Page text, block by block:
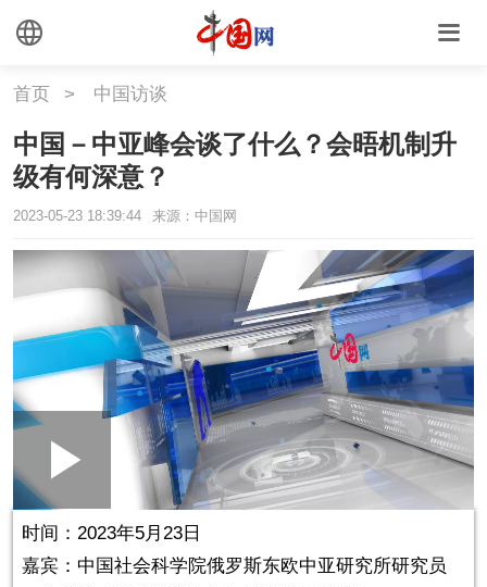
首页 > 中国访谈
中国－中亚峰会谈了什么？会晤机制升
级有何深意？
2023-05-23 18:39:44 来源：中国网
Play
Video
Picture-
in-
Picture
时间：2023年5月23日
嘉宾： 中国社会科学院俄罗斯东欧中亚研究所研究员